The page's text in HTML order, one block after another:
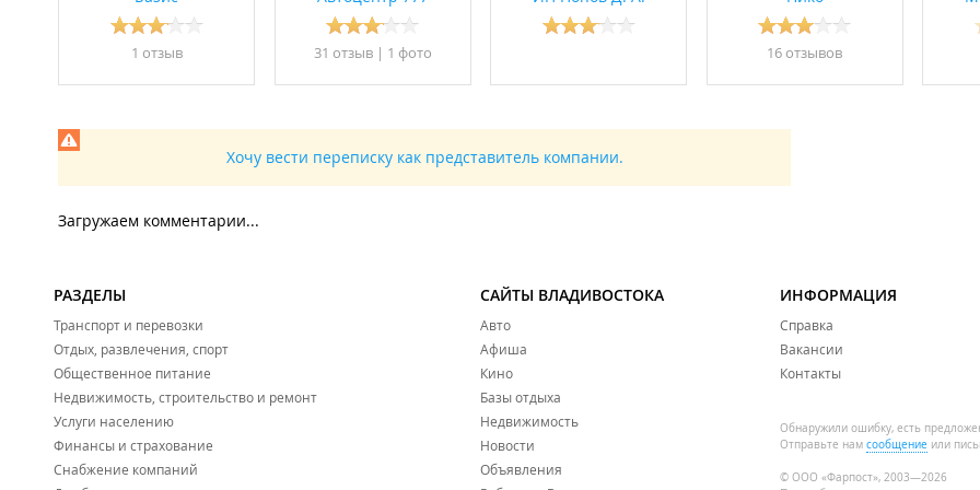
1 отзыв 31 отзыв | 1 фото 16 отзывов
Хочу вести переписку как представитель компании.
Загружаем комментарии...
РАЗДЕЛЫ
Транспорт и перевозки
Отдых, развлечения, спорт
Общественное питание
Недвижимость, строительство и ремонт
Услуги населению
Финансы и страхование
Снабжение компаний
САЙТЫ ВЛАДИВОСТОКА
Авто
Афиша
Кино
Базы отдыха
Недвижимость
Новости
Объявления
ИНФОРМАЦИЯ
Справка
Вакансии
Контакты
Обнаружили ошибку, есть
Отправьте нам сообщение или
© ООО «Фарпост», 2003—2026